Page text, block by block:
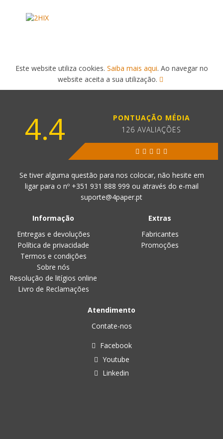
Este website utiliza cookies. Saiba mais aqui. Ao navegar no
website aceita a sua utilização.
4.4
PONTUAÇÃO MÉDIA
126 AVALIAÇÕES
Se tiver alguma questão para nos colocar, não hesite em
ligar para o nº +351 931 888 999 ou através do e-mail
suporte@4paper.pt
Informação
Entregas e devoluções
Política de privacidade
Termos e condições
Sobre nós
Resolução de litígios online
Livro de Reclamações
Extras
Fabricantes
Promoções
Atendimento
Contate-nos
Facebook
Youtube
Linkedin